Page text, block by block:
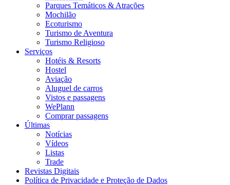
Parques Temáticos & Atrações
Mochilão
Ecoturismo
Turismo de Aventura
Turismo Religioso
Serviços
Hotéis & Resorts
Hostel
Aviação
Aluguel de carros
Vistos e passagens
WePlann
Comprar passagens
Últimas
Notícias
Vídeos
Listas
Trade
Revistas Digitais
Política de Privacidade e Proteção de Dados